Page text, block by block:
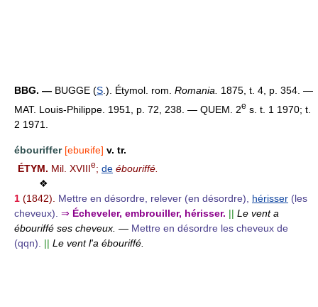
BBG. — BUGGE (S .). Étymol. rom. Romania.
1875, t. 4, p. 354. —
MAT. Louis-Philippe. 1951, p. 72, 238. — QUEM. 2e s. t. 1 1970; t.
2 1971.
ébouriffer [ebuʀife] v. tr.
ÉTYM. Mil. XVIIIe; de ébouriffé.
❖
1 (1842). Mettre en désordre, relever (en désordre), hérisser (les
cheveux). ⇒ Écheveler, embrouiller, hérisser. || Le vent a
ébouriffé ses cheveux. — Mettre en désordre les cheveux de
(qqn). || Le vent l'a ébouriffé.